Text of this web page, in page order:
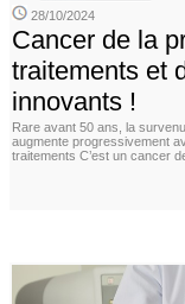
28/10/2024
Cancer de la
traitements et
innovants !
Rare avant 50 ans, la
augmente progressivement
traitements C’est un cancer